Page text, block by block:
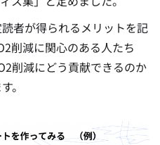
者が得られるメリットを記
削減に関心のある人たち
削減にどう貢献できるのか
。